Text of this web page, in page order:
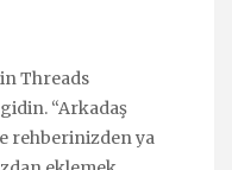
Threads
“Arkadaş
rehberinizden ya